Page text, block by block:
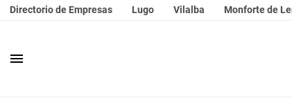
Directorio de Empresas Lugo Vilalba Monforte de
menu